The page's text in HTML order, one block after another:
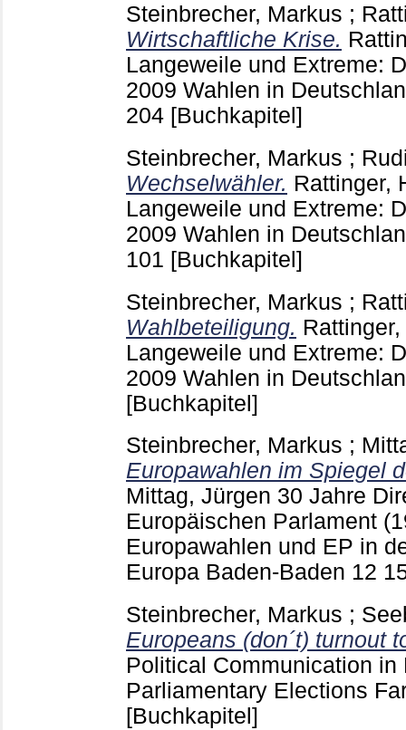
Steinbrecher, Markus ;
Wirtschaftliche Krise.
Langeweile und Extreme:
2009 Wahlen in
204 [Buchkapitel]
Steinbrecher, Markus ;
Wechselwähler. Rattinger,
Langeweile und Extreme:
2009 Wahlen in
101 [Buchkapitel]
Steinbrecher, Markus ;
Wahlbeteiligung.
Langeweile und Extreme:
2009 Wahlen in
[Buchkapitel]
Steinbrecher, Markus ;
Europawahlen im Spiegel
Mittag, Jürgen 30 Jahre
Europäischen Parlament
Europawahlen und EP in
Europa Baden-Baden 12
Steinbrecher, Markus ;
Europeans (don´t) turnout
Political Communication in
Parliamentary Elections
[Buchkapitel]